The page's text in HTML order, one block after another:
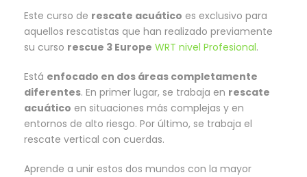
Este curso de rescate acuático es exclusivo para
aquellos rescatistas que han realizado previamente
su curso rescue 3 Europe WRT nivel Profesional.
Está enfocado en dos áreas completamente
diferentes. En primer lugar, se trabaja en rescate
acuático en situaciones más complejas y en
entornos de alto riesgo. Por último, se trabaja el
rescate vertical con cuerdas.
Aprende a unir estos dos mundos con la mayor